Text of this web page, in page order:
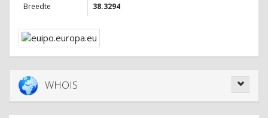
Breedte
38.3294
WHOIS